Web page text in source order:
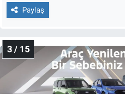
Paylaş
3 / 15Teknoloji
Türkiye'nin Geleceği